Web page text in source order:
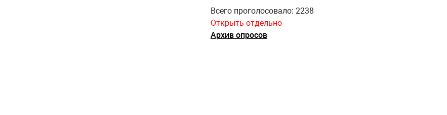
Всего проголосовало: 2238
Открыть отдельно
Архив опросов